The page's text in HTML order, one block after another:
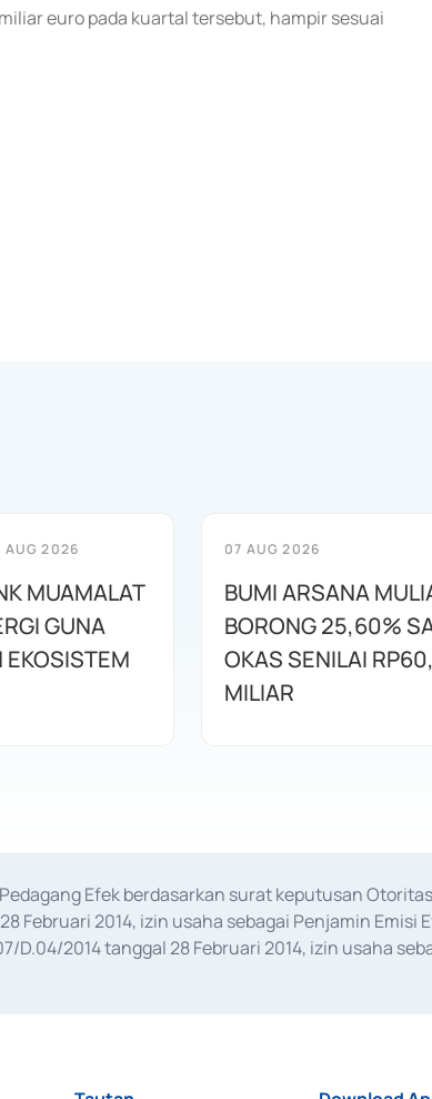
euro pada kuartal tersebut, hampir sesuai
AUG 2026
MUAMALAT
GUNA
EKOSISTEM
07 AUG 2026
BUMI ARSANA
BORONG 25,60%
OKAS SENILAI
MILIAR
Efek berdasarkan surat keputusan
Februari 2014, izin usaha sebagai Penjamin
D.04/2014 tanggal 28 Februari 2014, izin usaha